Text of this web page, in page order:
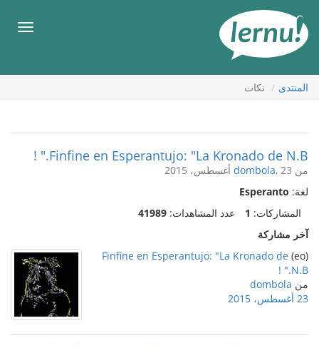
المحتويات
قائمة
المنتدى نكات
Finfine en Esperantujo: "La Kronado de N.B." !
من dombola, 23 أغسطس، 2015
لغة: Esperanto
المشاركات: 1 عدد المشاهدات: 41989
آخر مشاركة
(eo)
Finfine en Esperantujo: "La Kronado de
N.B." !
من dombola
23 أغسطس، 2015